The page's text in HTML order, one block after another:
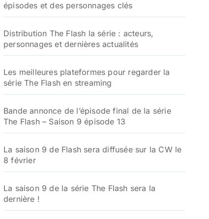
épisodes et des personnages clés
Distribution The Flash la série : acteurs,
personnages et dernières actualités
Les meilleures plateformes pour regarder la
série The Flash en streaming
Bande annonce de l’épisode final de la série
The Flash – Saison 9 épisode 13
La saison 9 de Flash sera diffusée sur la CW le
8 février
La saison 9 de la série The Flash sera la
dernière !